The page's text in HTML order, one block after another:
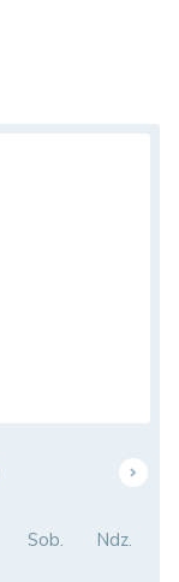
Sob. Ndz.